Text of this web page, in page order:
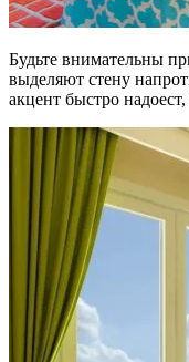
Будьте внимательны
выделяют стену
акцент быстро